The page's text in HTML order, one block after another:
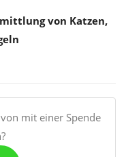
von Katzen,
mit einer Spende